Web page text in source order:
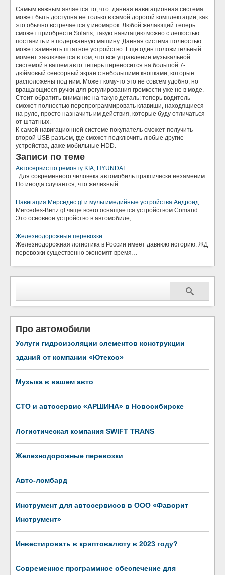
Самым важным является то, что данная навигационная система
может быть доступна не только в самой дорогой комплектации, как
это обычно встречается у иномарок. Любой желающий теперь
сможет приобрести Solaris, такую навигацию можно с легкостью
поставить и в подержанную машину. Данная система полностью
может заменить штатное устройство. Еще один положительный
момент заключается в том, что все управление музыкальной
системой в вашем авто теперь переносится на большой 7-
дюймовый сенсорный экран с небольшими кнопками, которые
расположены под ним. Может кому-то это не совсем удобно, но
вращающиеся ручки для регулирования громкости уже не в моде.
Стоит обратить внимание на такую деталь: теперь водитель
сможет полностью перепрограммировать клавиши, находящиеся
на руле, просто назначить им действия, которые буду отличаться
от штатных.
К самой навигационной системе покупатель сможет получить
второй USB разъем, где сможет подключить любые другие
устройства, даже мобильные HDD.
Записи по теме
Автосервис по ремонту KIA, HYUNDAI
Для современного человека автомобиль практически незаменим.
Но иногда случается, что железный…
Навигация Мерседес gl и мультимедийные устройства Андроид
Mercedes-Benz gl чаще всего оснащается устройством Comand.
Это основное устройство в автомобиле,…
Железнодорожные перевозки
Железнодорожная логистика в России имеет давнюю историю. ЖД
перевозки существенно экономят время…
Про автомобили
Услуги гидроизоляции элементов конструкции
зданий от компании «Ютексо»
Музыка в вашем авто
СТО и автосервис «АРШИНА» в Новосибирске
Логистическая компания SWIFT TRANS
Железнодорожные перевозки
Авто-ломбард
Инструмент для автосервисов в ООО «Фаворит
Инструмент»
Инвестировать в криптовалюту в 2023 году?
Современное программное обеспечение для